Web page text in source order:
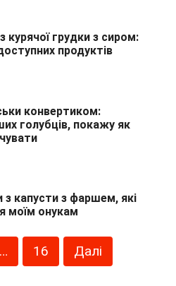
курячої грудки з сиром:
продуктів
конвертиком:
голубців, покажу як
капусти з фаршем, які
моїм онукам
… 16 Далі